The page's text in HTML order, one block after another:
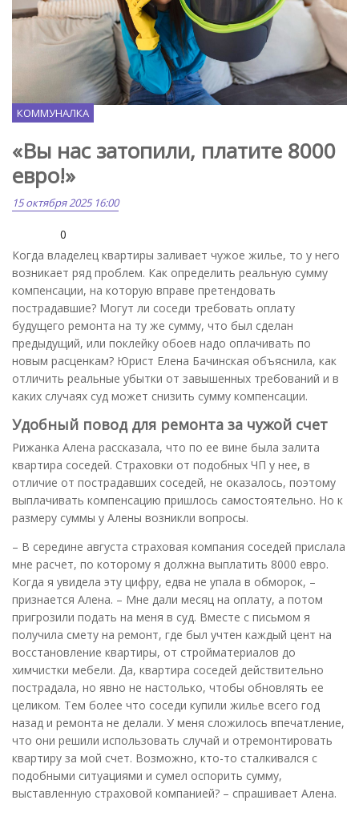
Freepik.com
КОММУНАЛКА
«Вы нас затопили, платите 8000
евро!»
15 октября 2025 16:00
0
Когда владелец квартиры заливает чужое жилье, то у него
возникает ряд проблем. Как определить реальную сумму
компенсации, на которую вправе претендовать
пострадавшие? Могут ли соседи требовать оплату
будущего ремонта на ту же сумму, что был сделан
предыдущий, или поклейку обоев надо оплачивать по
новым расценкам? Юрист Елена Бачинская объяснила, как
отличить реальные убытки от завышенных требований и в
каких случаях суд может снизить сумму компенсации.
Удобный повод для ремонта за чужой счет
Рижанка Алена рассказала, что по ее вине была залита
квартира соседей. Страховки от подобных ЧП у нее, в
отличие от пострадавших соседей, не оказалось, поэтому
выплачивать компенсацию пришлось самостоятельно. Но к
размеру суммы у Алены возникли вопросы.
– В середине августа страховая компания соседей прислала
мне расчет, по которому я должна выплатить 8000 евро.
Когда я увидела эту цифру, едва не упала в обморок, –
признается Алена. – Мне дали месяц на оплату, а потом
пригрозили подать на меня в суд. Вместе с письмом я
получила смету на ремонт, где был учтен каждый цент на
восстановление квартиры, от стройматериалов до
химчистки мебели. Да, квартира соседей действительно
пострадала, но явно не настолько, чтобы обновлять ее
целиком. Тем более что соседи купили жилье всего год
назад и ремонта не делали. У меня сложилось впечатление,
что они решили использовать случай и отремонтировать
квартиру за мой счет. Возможно, кто-то сталкивался с
подобными ситуациями и сумел оспорить сумму,
выставленную страховой компанией? – спрашивает Алена.